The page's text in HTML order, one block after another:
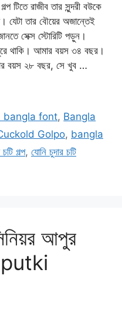
রাজীব তার সুন্দরী বউকে
যেটা তার বৌয়ের অজান্তেই
সেক্স স্টোরিটি পড়ুন।
থাকি। আমার বয়স ৩৪ বছর।
বয়স ২৮ বছর, সে খুব …
bangla font, Bangla
Golpo, bangla
গল্প, যোনি চুদার চটি
আপুর
putki